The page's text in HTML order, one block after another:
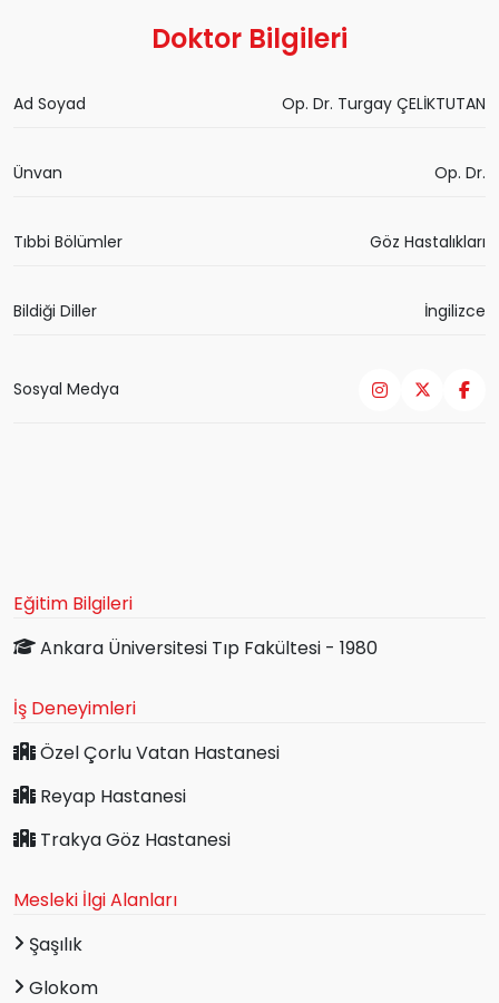
Doktor Bilgileri
Ad Soyad Op. Dr. Turgay ÇELİKTUTAN
Ünvan Op. Dr.
Tıbbi Bölümler Göz Hastalıkları
Bildiği Diller İngilizce
Sosyal Medya
Eğitim Bilgileri
Ankara Üniversitesi Tıp Fakültesi - 1980
İş Deneyimleri
Özel Çorlu Vatan Hastanesi
Reyap Hastanesi
Trakya Göz Hastanesi
Mesleki İlgi Alanları
Şaşılık
Glokom